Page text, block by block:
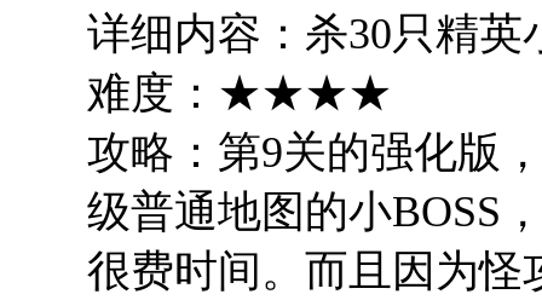
详细内容：杀30只精英
难度：★★★★
攻略：第9关的强化版
级普通地图的小BOSS
很费时间。而且因为怪